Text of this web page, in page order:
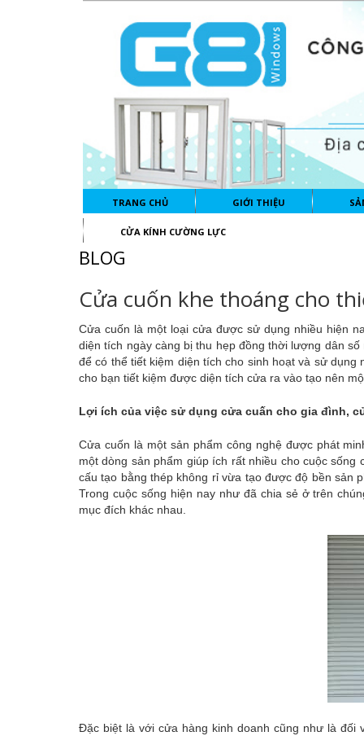
TRANG CHỦ GIỚI THIỆU
CỬA KÍNH CƯỜNG LỰC
BLOG
Cửa cuốn khe thoáng cho
Cửa cuốn là một loại cửa được sử dụng nhiều hiện
diện tích ngày càng bị thu hẹp đồng thời lượng dân
để có thể tiết kiệm diện tích cho sinh hoạt và sử
cho bạn tiết kiệm được diện tích cửa ra vào tạo nên
Lợi ích của việc sử dụng cửa cuấn cho gia đình,
Cửa cuốn là một sản phẩm công nghệ được phát
một dòng sản phẩm giúp ích rất nhiều cho cuộc
cấu tạo bằng thép không rỉ vừa tạo được độ bền sản
Trong cuộc sống hiện nay như đã chia sẻ ở trên
mục đích khác nhau.
Đặc biệt là với cửa hàng kinh doanh cũng như là